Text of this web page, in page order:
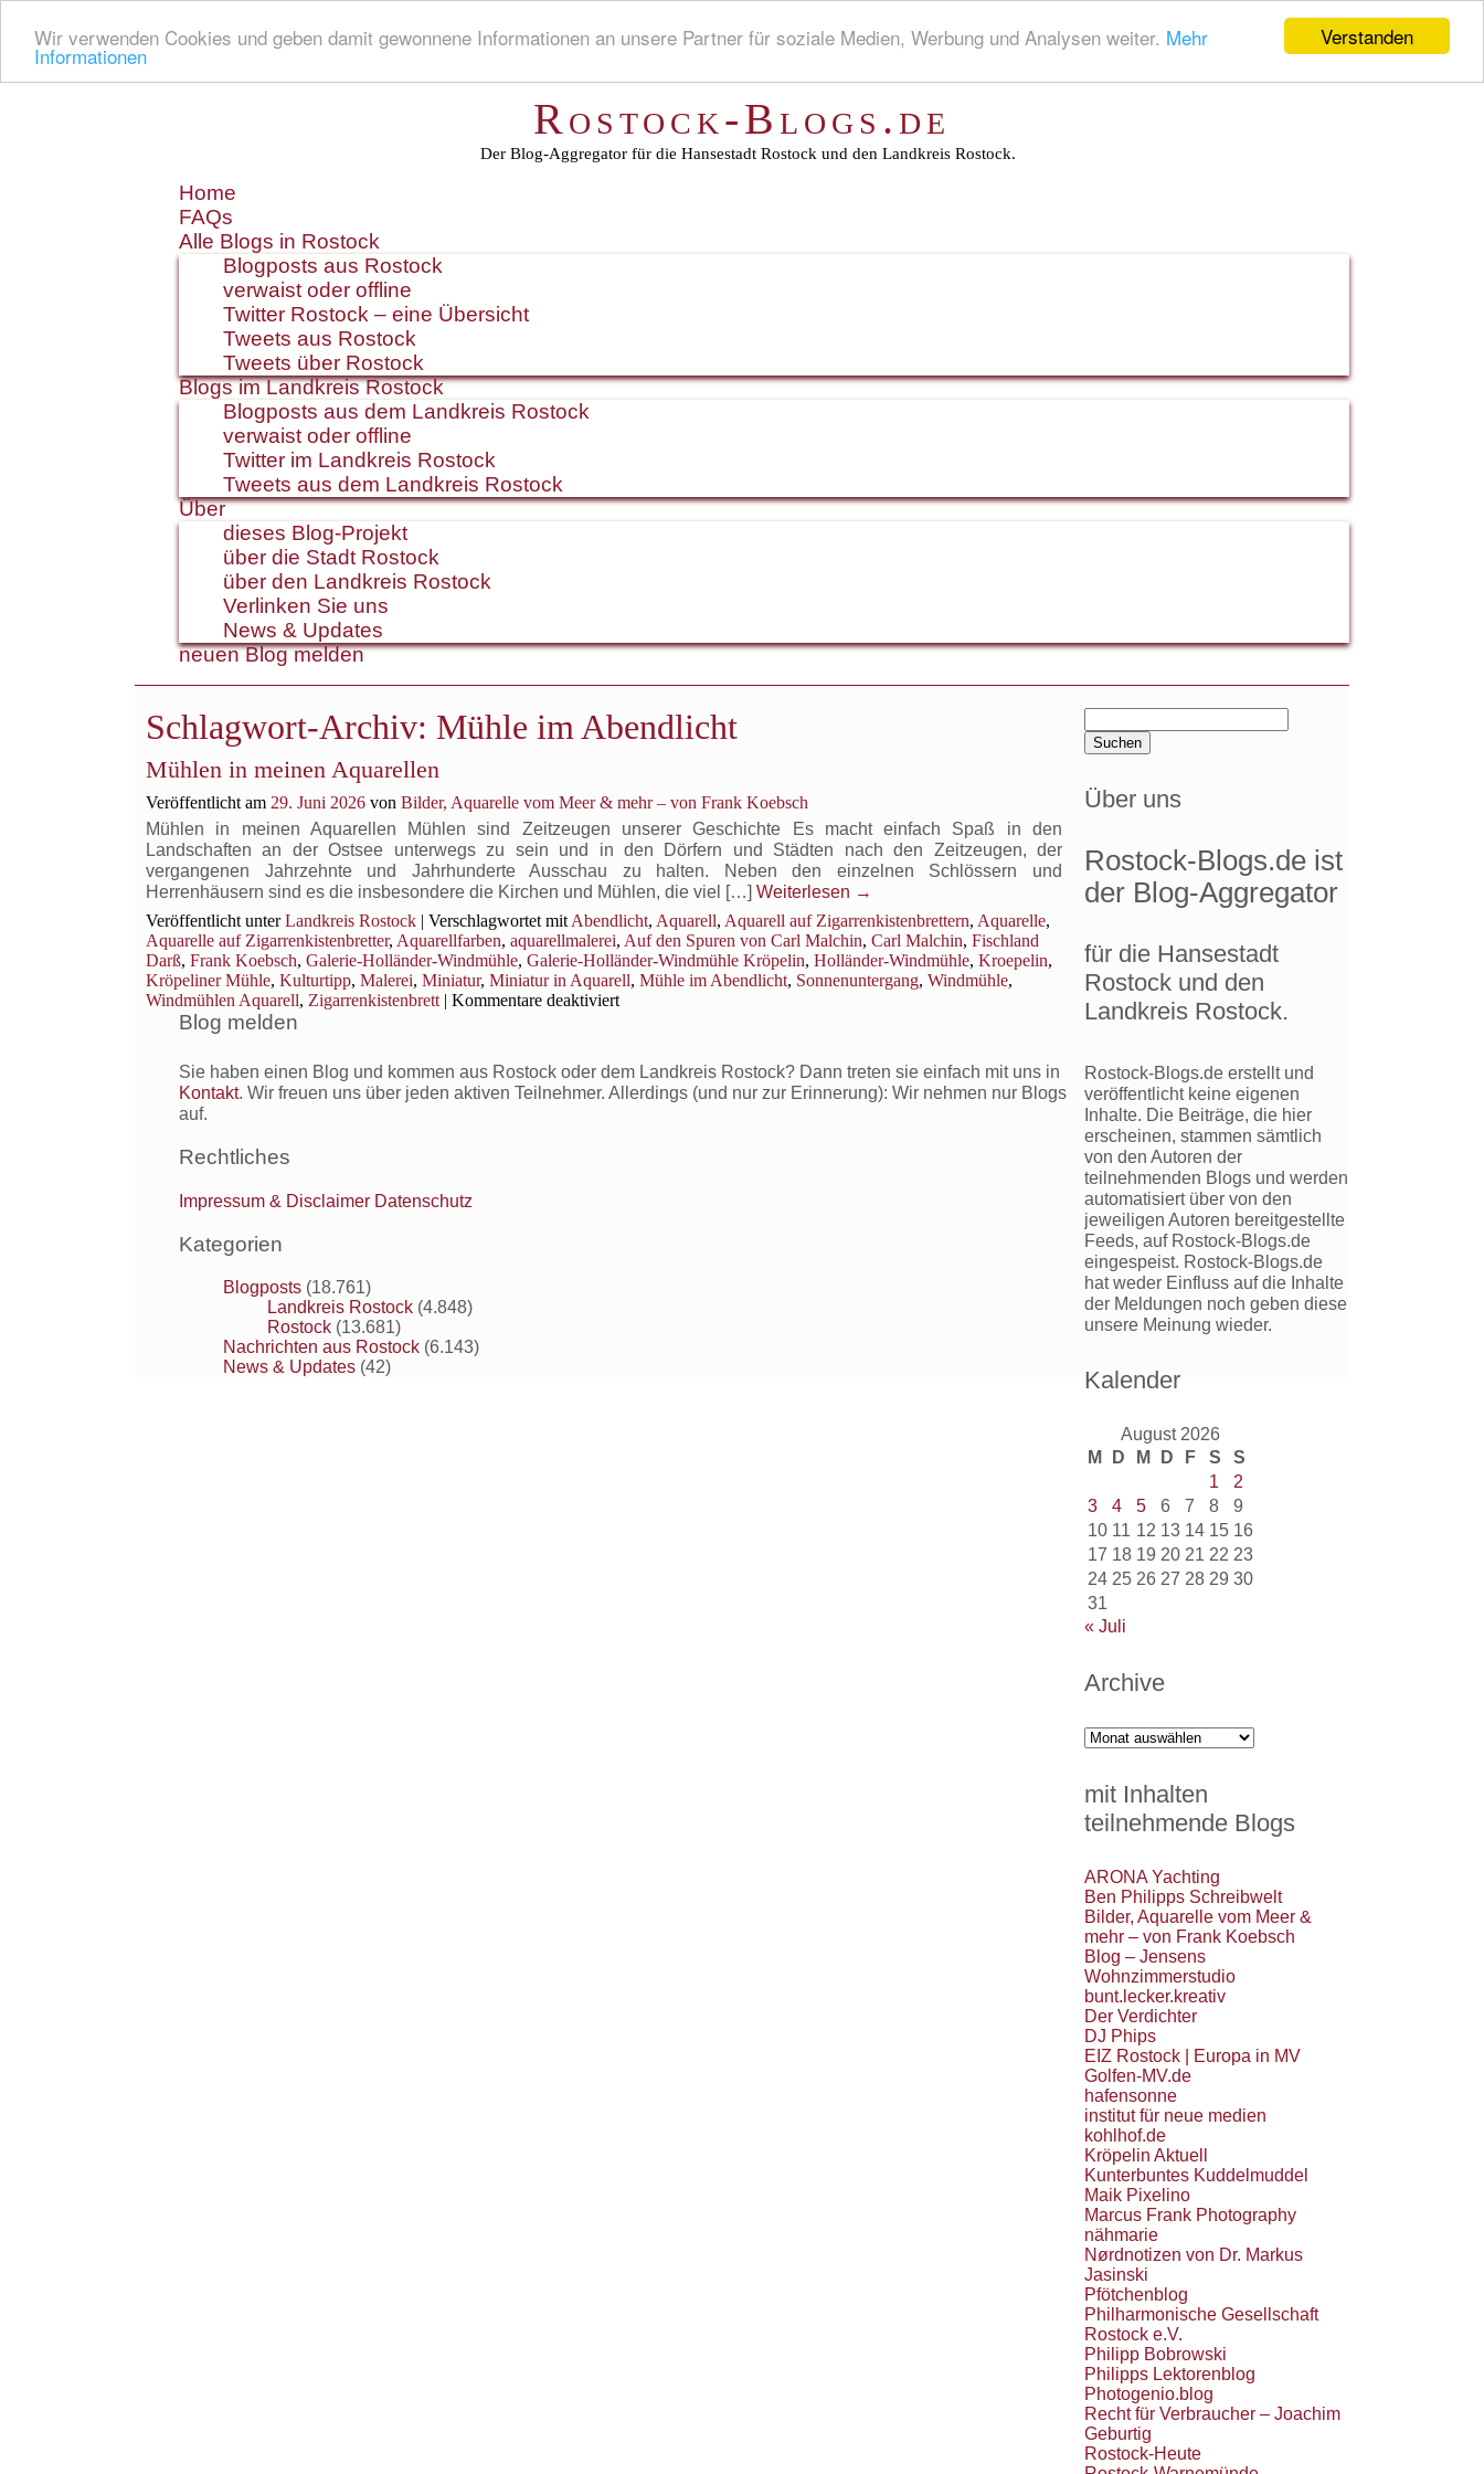
Verstanden
Wir verwenden Cookies und geben damit gewonnene Informationen an unsere Partner für soziale Medien, Werbung und Analysen weiter. Mehr
Informationen
Rostock-Blogs.de
Der Blog-Aggregator für die Hansestadt Rostock und den Landkreis Rostock.
Inhalt
springen
Home
FAQs
Alle Blogs in Rostock
Blogposts aus Rostock
verwaist oder offline
Twitter Rostock – eine Übersicht
Tweets aus Rostock
Tweets über Rostock
Blogs im Landkreis Rostock
Blogposts aus dem Landkreis Rostock
verwaist oder offline
Twitter im Landkreis Rostock
Tweets aus dem Landkreis Rostock
Über
dieses Blog-Projekt
über die Stadt Rostock
über den Landkreis Rostock
Verlinken Sie uns
News & Updates
neuen Blog melden
Schlagwort-Archiv: Mühle im Abendlicht
Mühlen in meinen Aquarellen
Veröffentlicht am 29. Juni 2026 von Bilder, Aquarelle vom Meer & mehr – von Frank Koebsch
Mühlen in meinen Aquarellen Mühlen sind Zeitzeugen unserer Geschichte Es macht einfach Spaß in den
Landschaften an der Ostsee unterwegs zu sein und in den Dörfern und Städten nach den Zeitzeugen, der
vergangenen Jahrzehnte und Jahrhunderte Ausschau zu halten. Neben den einzelnen Schlössern und
Herrenhäusern sind es die insbesondere die Kirchen und Mühlen, die viel […] Weiterlesen →
Veröffentlicht unter Landkreis Rostock | Verschlagwortet mit Abendlicht, Aquarell, Aquarell auf Zigarrenkistenbrettern, Aquarelle,
Aquarelle auf Zigarrenkistenbretter, Aquarellfarben, aquarellmalerei, Auf den Spuren von Carl Malchin, Carl Malchin, Fischland
Darß, Frank Koebsch, Galerie-Holländer-Windmühle, Galerie-Holländer-Windmühle Kröpelin, Holländer-Windmühle, Kroepelin,
Kröpeliner Mühle, Kulturtipp, Malerei, Miniatur, Miniatur in Aquarell, Mühle im Abendlicht, Sonnenuntergang, Windmühle,
Windmühlen Aquarell, Zigarrenkistenbrett | Kommentare deaktiviertfür
Aquarellen
nach:
Über uns
Rostock-Blogs.de ist
der Blog-Aggregator
für die Hansestadt
Rostock und den
Landkreis Rostock.
Rostock-Blogs.de erstellt und
veröffentlicht keine eigenen
Inhalte. Die Beiträge, die hier
erscheinen, stammen sämtlich
von den Autoren der
teilnehmenden Blogs und werden
automatisiert über von den
jeweiligen Autoren bereitgestellte
Feeds, auf Rostock-Blogs.de
eingespeist. Rostock-Blogs.de
hat weder Einfluss auf die Inhalte
der Meldungen noch geben diese
unsere Meinung wieder.
Kalender
August 2026
M
D M D F S
S
1
2
3
4 5 6 7 8
9
10 11 12 13 14 15 16
17 18 19 20 21 22 23
24 25 26 27 28 29 30
31
« Juli
Archive
Archive
mit Inhalten
teilnehmende Blogs
ARONA Yachting
Ben Philipps Schreibwelt
Bilder, Aquarelle vom Meer &
mehr – von Frank Koebsch
Blog – Jensens
Wohnzimmerstudio
bunt.lecker.kreativ
Der Verdichter
DJ Phips
EIZ Rostock | Europa in MV
Golfen-MV.de
hafensonne
institut für neue medien
kohlhof.de
Kröpelin Aktuell
Kunterbuntes Kuddelmuddel
Maik Pixelino
Marcus Frank Photography
nähmarie
Nørdnotizen von Dr. Markus
Jasinski
Pfötchenblog
Philharmonische Gesellschaft
Rostock e.V.
Philipp Bobrowski
Philipps Lektorenblog
Photogenio.blog
Recht für Verbraucher – Joachim
Geburtig
Rostock-Heute
Blog melden
Sie haben einen Blog und kommen aus Rostock oder dem Landkreis Rostock? Dann treten sie einfach mit uns in
Kontakt. Wir freuen uns über jeden aktiven Teilnehmer. Allerdings (und nur zur Erinnerung): Wir nehmen nur Blogs
auf.
Rechtliches
Impressum & Disclaimer Datenschutz
Kategorien
Blogposts (18.761)
Landkreis Rostock (4.848)
Rostock (13.681)
Nachrichten aus Rostock (6.143)
News & Updates (42)